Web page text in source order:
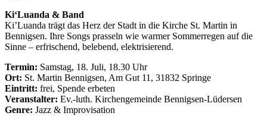
Ki‘Luanda & Band
Ki’Luanda trägt das Herz der Stadt in die Kirche St. Martin in
Bennigsen. Ihre Songs prasseln wie warmer Sommerregen auf die
Sinne – erfrischend, belebend, elektrisierend.
Termin: Samstag, 18. Juli, 18.30 Uhr
Ort: St. Martin Bennigsen, Am Gut 11, 31832 Springe
Eintritt: frei, Spende erbeten
Veranstalter: Ev.-luth. Kirchengemeinde Bennigsen-Lüdersen
Genre: Jazz & Improvisation